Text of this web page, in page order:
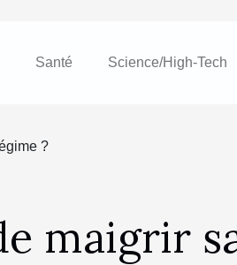
Santé Science/High-Tech
?
maigrir